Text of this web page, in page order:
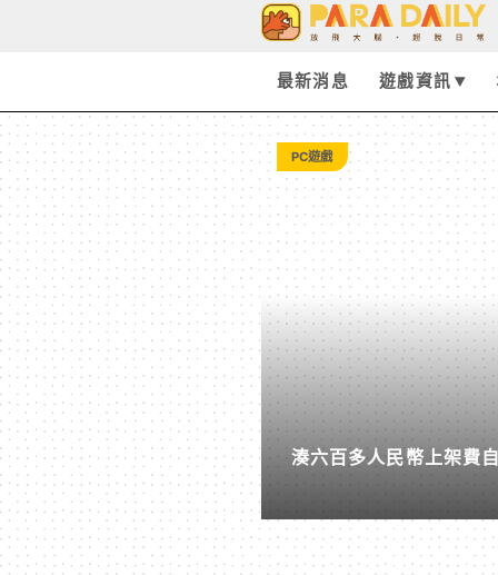
普
-
Paradaily
-
遊
戲
｜
最新消息 遊戲資訊
PC遊戲
湊六百多人民幣上架費
同學包圍了》突然爆紅